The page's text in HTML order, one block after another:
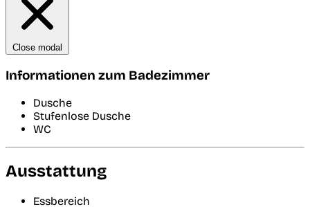
Close modal
Informationen zum Badezimmer
Dusche
Stufenlose Dusche
WC
Ausstattung
Essbereich